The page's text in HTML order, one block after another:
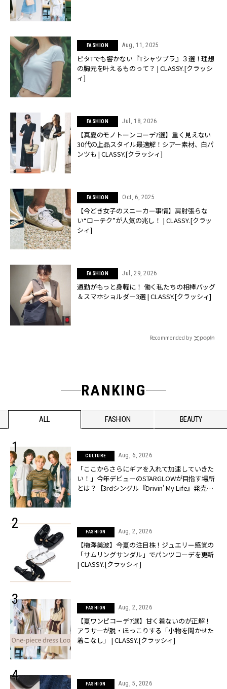
FASHION Aug, 11, 2025
ピタTでも響かない『Tシャツブラ』３選！理想
の胸元を叶えるものって？ | CLASSY.[クラッシ
ィ]
FASHION Jul, 18, 2026
【真夏のモノトーンコーデ7選】重く見えない
30代の上品スタイル最適解！シアー素材、白パ
ンツも | CLASSY.[クラッシィ]
FASHION Oct, 6, 2025
【今どき女子のスニーカー事情】肩肘張らな
い“ローテク”が人気の兆し！ | CLASSY.[クラッ
シィ]
FASHION Jul, 29, 2026
通勤がもっと身軽に！ 働く私たちの相棒バッグ
＆スマホショルダー3選 | CLASSY.[クラッシィ]
Recommended by
RANKING
ALL FASHION BEAUTY
CULTURE Aug, 6, 2026
「ここからさらにギアを入れて加速していきた
い！」今年デビューのSTARGLOWが目指す場所
とは？【3rdシングル『Drivin' My Life』発売】 |
FASHION Aug, 2, 2026
【梅澤美波】今夏の注目株！ジュエリー感覚の
「サムリングサンダル」でパンツコーデを更新
| CLASSY.[クラッシィ]
FASHION Aug, 2, 2026
【夏ワンピコーデ7選】甘く着ないのが正解！
アラサーが脱・ほっこりする「小物を聞かせた
着こなし」 | CLASSY.[クラッシィ]
FASHION Aug, 5, 2026